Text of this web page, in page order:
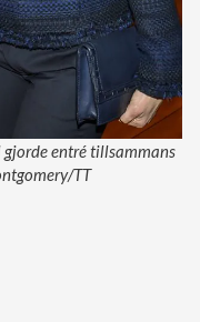
entré tillsammans
TT